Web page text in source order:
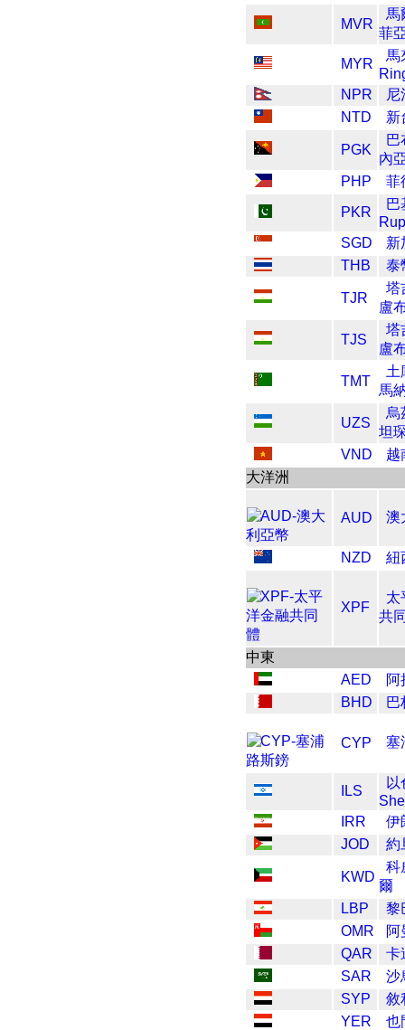
MVR
馬
菲
MYR
馬
NPR
尼
NTD
新
PGK
巴
內
PHP
菲
PKR
巴
SGD
新
THB
泰
TJR
塔
盧
TJS
塔
盧
TMT
土
馬
UZS
烏
坦
VND
越
大洋洲
AUD 澳
NZD 紐
XPF
太
共
中東
AED
阿
BHD
巴
CYP 塞
ILS
以
IRR
伊
JOD
約
KWD
科
爾
LBP
黎
OMR
阿
QAR
卡
SAR
沙
SYP
敘
YER
也